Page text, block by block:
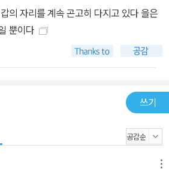
등의 이유로 구조조정을 하며 특정 업무
서 서울메트로는 내보내는 퇴직자들을 협
하청업체에 무조건 고용되도록 보장해주
어가서 받는 연봉은 서울메트로 정규직보
청업체 근로자의 두세 배에 해당하는 상
출신 임직원이 약 434만 원을 받는 동안
수행하는 김군 같은 비정규직은 겨우 월
군과 동일한 업무를 하는 정규직은 180
의 자리를 계속 곤고히 다지고 있다 을은
뿐이다
쓰기